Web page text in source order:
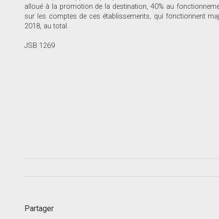
alloué à la promotion de la destination, 40% au
sur les comptes de ces établissements, qui fonctionnent
2018, au total.
JSB 1269
Partager